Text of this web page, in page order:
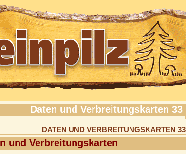
Daten und Verbreitungskarten 33
DATEN UND VERBREITUNGSKARTEN 33
und Verbreitungskarten